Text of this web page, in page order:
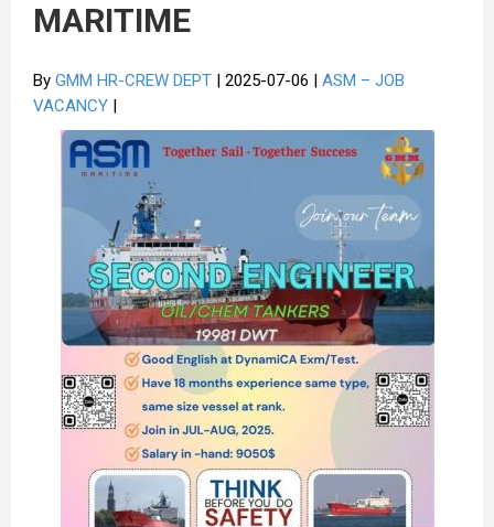
MARITIME
By GMM HR-CREW DEPT | 2025-07-06 | ASM – JOB
VACANCY |